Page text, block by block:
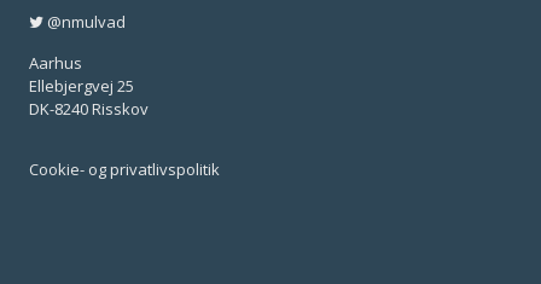
@nmulvad
Aarhus
Ellebjergvej 25
DK-8240 Risskov
Cookie- og privatlivspolitik